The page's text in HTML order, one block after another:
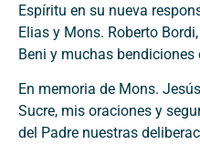
Espíritu en su nueva
Elias y Mons. Roberto
Beni y muchas
En memoria de Mons.
Sucre, mis oraciones y
del Padre nuestras